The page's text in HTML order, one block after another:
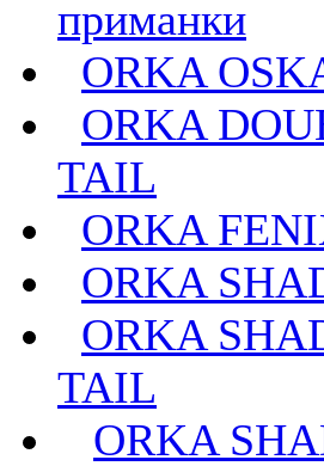
приманки
ORKA
ORKA
TAIL
ORKA
ORKA
ORKA
TAIL
ORKA